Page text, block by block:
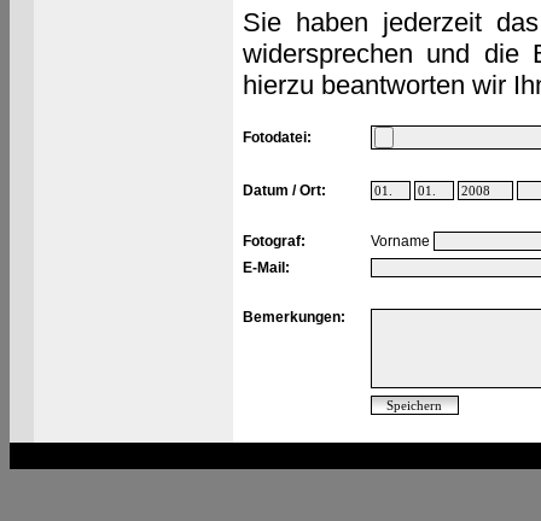
Sie haben jederzeit
widersprechen und die
hierzu beantworten wir
Fotodatei:
Datum / Ort:
Fotograf:
Vorname
E-Mail:
Bemerkungen: